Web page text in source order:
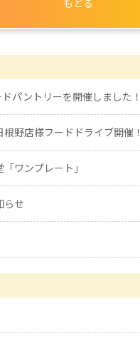
パントリーを開催しました！
野店様フードドライブ開催！
ワンプレート」
らせ